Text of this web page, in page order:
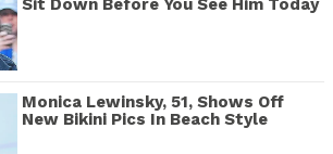
Sit Down Before You See Him Today
Monica Lewinsky, 51, Shows Off
New Bikini Pics In Beach Style